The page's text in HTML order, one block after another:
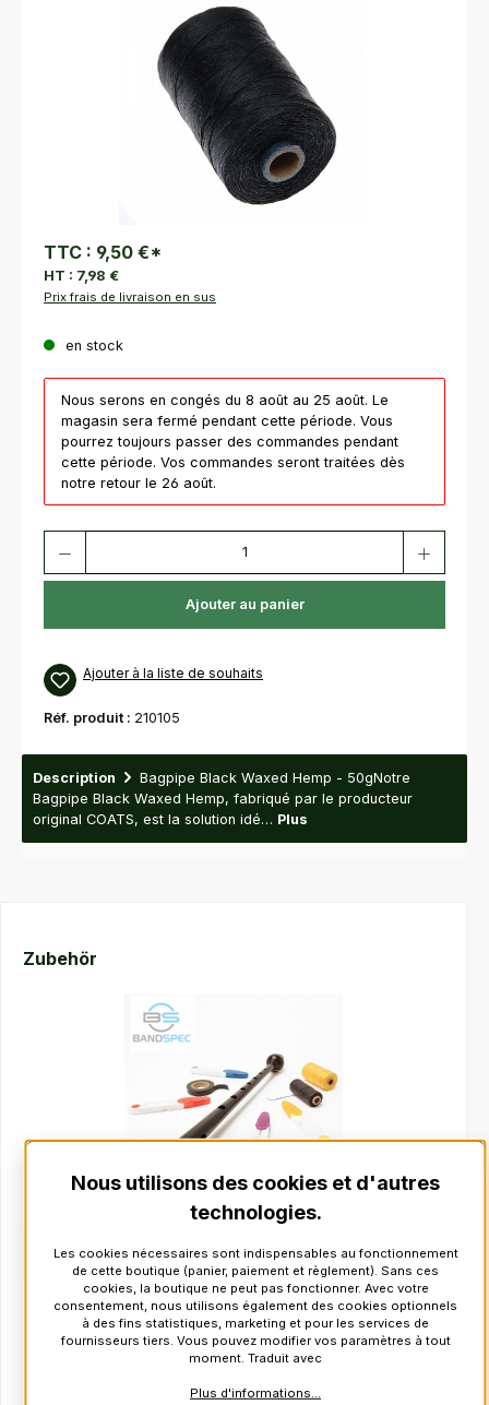
TTC : 9,50 €*
HT : 7,98 €
Prix frais de livraison en sus
en stock
Nous serons en congés du 8 août au 25 août. Le
magasin sera fermé pendant cette période. Vous
pourrez toujours passer des commandes pendant
cette période. Vos commandes seront traitées dès
notre retour le 26 août.
Ajouter au panier
Ajouter à la liste de souhaits
Réf. produit : 210105
Description
Bagpipe Black Waxed Hemp - 50gNotre
Bagpipe Black Waxed Hemp, fabriqué par le producteur
original COATS, est la solution idé… Plus
Ignorer la galerie de produits
Zubehör
Réf. produit :216721
Prix régulier :
en stock
Nous utilisons des cookies et d'autres
technologies.
Les cookies nécessaires sont indispensables au fonctionnement
de cette boutique (panier, paiement et règlement). Sans ces
cookies, la boutique ne peut pas fonctionner. Avec votre
consentement, nous utilisons également des cookies optionnels
à des fins statistiques, marketing et pour les services de
fournisseurs tiers. Vous pouvez modifier vos paramètres à tout
moment. Traduit avec
Plus d'informations...